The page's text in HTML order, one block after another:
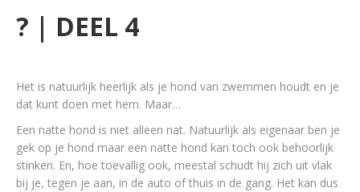
? | DEEL 4
Het is natuurlijk heerlijk als je hond van zwemmen houdt en je
dat kunt doen met hem. Maar…
Een natte hond is niet alleen nat. Natuurlijk als eigenaar ben je
gek op je hond maar een natte hond kan toch ook behoorlijk
stinken. En, hoe toevallig ook, meestal schudt hij zich uit vlak
bij je, tegen je aan, in de auto of thuis in de gang. Het kan dus